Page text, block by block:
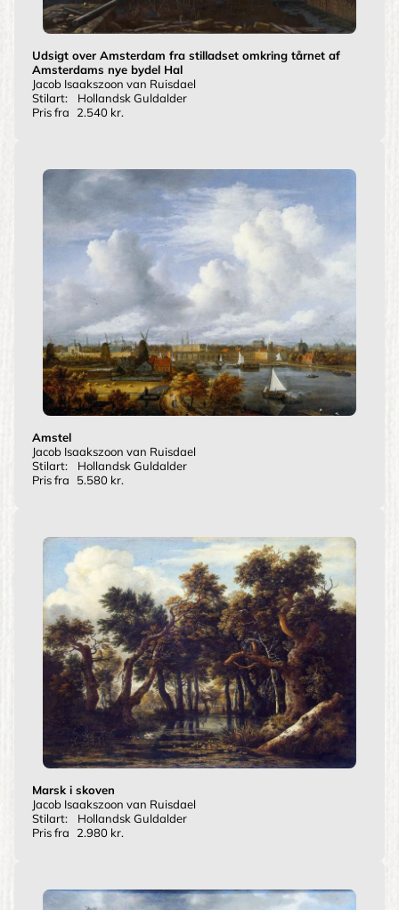
Udsigt over Amsterdam fra stilladset omkring tårnet af
Amsterdams nye bydel Hal
Jacob Isaakszoon van Ruisdael
Stilart:
Hollandsk Guldalder
Pris fra
2.540 kr.
Amstel
Jacob Isaakszoon van Ruisdael
Stilart:
Hollandsk Guldalder
Pris fra
5.580 kr.
Marsk i skoven
Jacob Isaakszoon van Ruisdael
Stilart:
Hollandsk Guldalder
Pris fra
2.980 kr.